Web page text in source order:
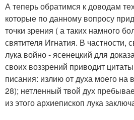
А теперь обратимся к доводам
которые по данному вопросу
точки зрения ( а таких намного
святителя Игнатия. В частности,
лука войно - ясенецкий для
своих воззрений приводит
писания: излию от духа моего на
28); нетленный твой дух
из этого архиепископ лука